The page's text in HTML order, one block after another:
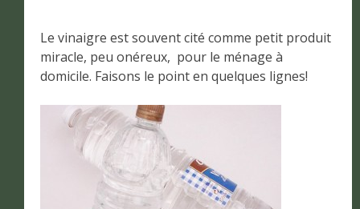
Le vinaigre est souvent cité comme petit produit
miracle, peu onéreux, pour le ménage à
domicile. Faisons le point en quelques lignes!